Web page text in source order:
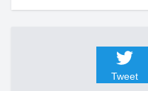
Tweet